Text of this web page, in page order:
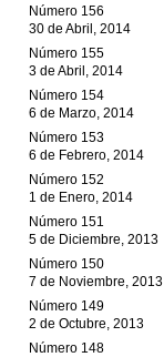
Número 156
30 de Abril, 2014
Número 155
3 de Abril, 2014
Número 154
6 de Marzo, 2014
Número 153
6 de Febrero, 2014
Número 152
1 de Enero, 2014
Número 151
5 de Diciembre, 2013
Número 150
7 de Noviembre, 2013
Número 149
2 de Octubre, 2013
Número 148